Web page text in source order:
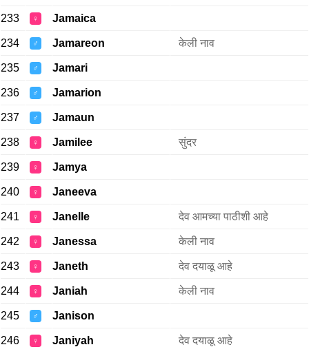
233 ♀ Jamaica
234 ♂ Jamareon केली नाव
235 ♂ Jamari
236 ♂ Jamarion
237 ♂ Jamaun
238 ♀ Jamilee सुंदर
239 ♀ Jamya
240 ♀ Janeeva
241 ♀ Janelle देव आमच्या पाठीशी आहे
242 ♀ Janessa केली नाव
243 ♀ Janeth देव दयाळू आहे
244 ♀ Janiah केली नाव
245 ♂ Janison
246 ♀ Janiyah देव दयाळू आहे